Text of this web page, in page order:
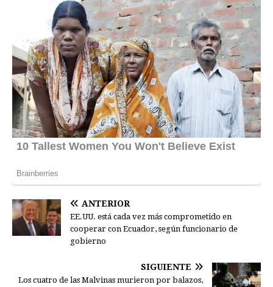
ANTERIOR
EE.UU. está cada vez más comprometido en
cooperar con Ecuador, según funcionario de
gobierno
SIGUIENTE
Los cuatro de las Malvinas murieron por balazos,